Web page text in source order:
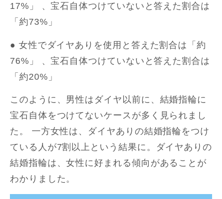
17%」 、宝石自体つけていないと答えた割合は
「約73%」
● 女性でダイヤありを使用と答えた割合は「約
76%」 、宝石自体つけていないと答えた割合は
「約20%」
このように、男性はダイヤ以前に、結婚指輪に
宝石自体をつけてないケースが多く見られまし
た。 一方女性は、ダイヤありの結婚指輪をつけ
ている人が7割以上という結果に。ダイヤありの
結婚指輪は、女性に好まれる傾向があることが
わかりました。